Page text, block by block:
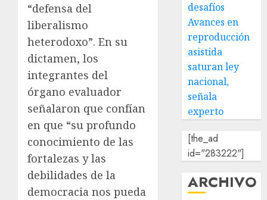
“defensa del
liberalismo
heterodoxo”. En su
dictamen, los
integrantes del
órgano evaluador
señalaron que confían
en que “su profundo
conocimiento de las
fortalezas y las
debilidades de la
democracia nos pueda
desafíos
Avances en
reproducción
asistida
saturan ley
nacional,
señala
experto
[the_ad
id="283222"]
ARCHIVO